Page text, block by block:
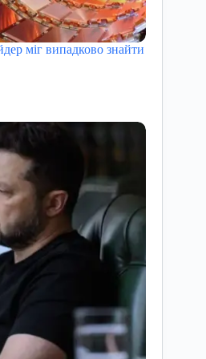
міг випадково знайти